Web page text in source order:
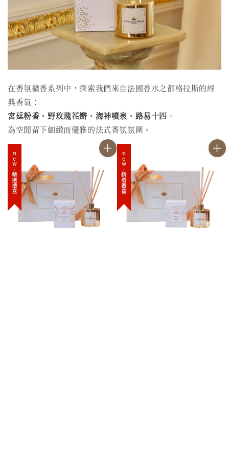
在香氛擴香系列中，探索我們來自法國香水之都格拉斯的經
典香氣：
宮廷粉香、野玫瑰花瓣、海神噴泉、路易十四 ，
為空間留下細緻而優雅的法式香氛氛圍。
new-精選禮盒 new-精選禮盒